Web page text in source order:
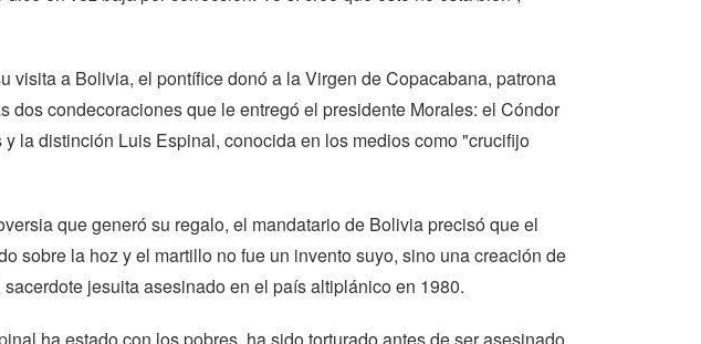
visita a Bolivia, el pontífice donó a la Virgen de Copacabana, patrona
dos condecoraciones que le entregó el presidente Morales: el Cóndor
y la distinción Luis Espinal, conocida en los medios como "crucifijo
que generó su regalo, el mandatario de Bolivia precisó que el
sobre la hoz y el martillo no fue un invento suyo, sino una creación de
jesuita asesinado en el país altiplánico en 1980.
ha estado con los pobres, ha sido torturado antes de ser asesinado.